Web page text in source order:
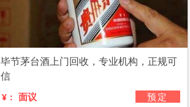
毕节茅台酒上门回收，专业机构，正规可
信
¥： 面议 预定